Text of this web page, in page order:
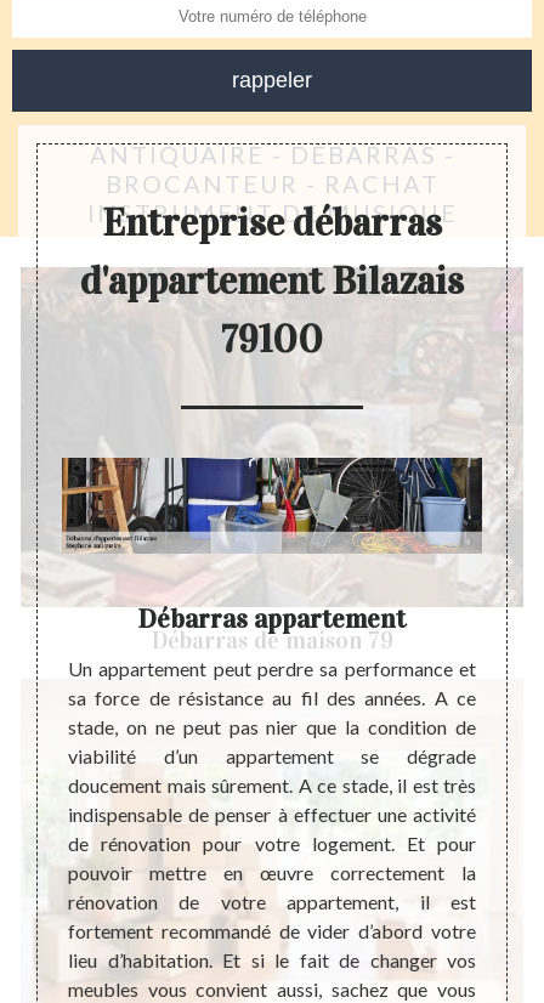
ANTIQUAIRE - DÉBARRAS -
BROCANTEUR - RACHAT
INSTRUMENT DE MUSIQUE
Débarras de maison 79
Entreprise débarras
d'appartement Bilazais
79100
pour
de
vous
sans
Débarras appartement
Un appartement peut perdre sa performance et
sa force de résistance au fil des années. A ce
stade, on ne peut pas nier que la condition de
viabilité d’un appartement se dégrade
doucement mais sûrement. A ce stade, il est très
indispensable de penser à effectuer une activité
de rénovation pour votre logement. Et pour
pouvoir mettre en œuvre correctement la
rénovation de votre appartement, il est
fortement recommandé de vider d’abord votre
lieu d’habitation. Et si le fait de changer vos
meubles vous convient aussi, sachez que vous
En
Ce
tout
de
de
pour